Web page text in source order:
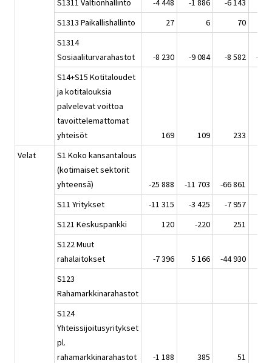
S1311 Valtionhallinto
-4 448 -1 886 -6 143
S1313 Paikallishallinto
27 6
70
S1314
Sosiaaliturvarahastot
-8 230 -9 084 -8 582
-13
S14+S15 Kotitaloudet
ja kotitalouksia
palvelevat voittoa
tavoittelemattomat
yhteisöt
169 109 233
Velat
S1 Koko kansantalous
(kotimaiset sektorit
yhteensä)
-25 888 -11 703 -66 861
S11 Yritykset
-11 315 -3 425 -7 957
S121 Keskuspankki
120 -220 251
S122 Muut
rahalaitokset
-7 396 5 166 -44 930
S123
Rahamarkkinarahastot
S124
Yhteissijoitusyritykset
pl.
rahamarkkinarahastot
-1 188 385 51